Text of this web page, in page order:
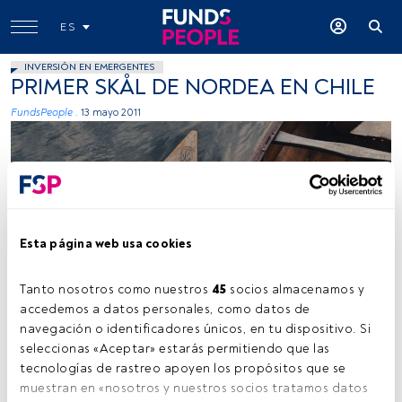
Esta página web usa cookies
Tanto nosotros como nuestros 45 socios almacenamos y
accedemos a datos personales, como datos de
navegación o identificadores únicos, en tu dispositivo. Si
seleccionas «Aceptar» estarás permitiendo que las
tecnologías de rastreo apoyen los propósitos que se
muestran en «nosotros y nuestros socios tratamos datos
ES
INVERSIÓN EN EMERGENTES
PRIMER SKÅL DE NORDEA EN CHILE
FundsPeople . 13 mayo 2011
Tiempo lectura: 9 s.
a reunión, de carácter informal, tendrá lugar el2 de